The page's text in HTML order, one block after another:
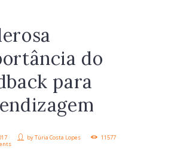
do
para
byTúria Costa Lopes
11577